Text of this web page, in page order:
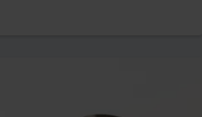
chciałyby taki mieć. A mężczyźni